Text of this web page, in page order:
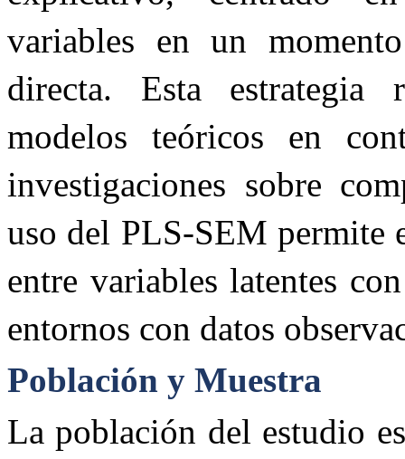
variables en un
directa. Esta estrategia
modelos teóricos en
investigaciones sobre
uso del PLS-SEM
entre variables latentes
entornos con datos
Población y Muestra
La población del estudio